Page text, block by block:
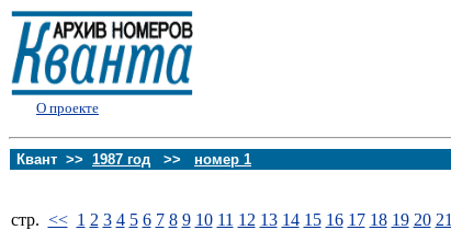
О проекте
Квант >> 1987 год >> номер 1
стp. << 1 2 3 4 5 6 7 8 9 10 11 12 13 14 15 16 17 18 19 20 21